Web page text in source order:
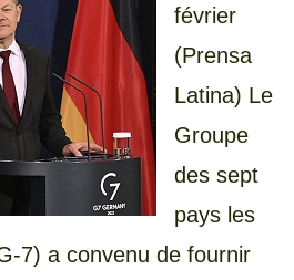
février
(Prensa
Latina) Le
Groupe
des sept
pays les
7) a convenu de fournir